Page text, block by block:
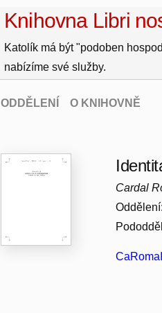
Knihovna Libri
Katolík má být "podoben
nabízíme své služby.
ODDĚLENÍ O KNIHOVNĚ
Cardal
Oddělení: